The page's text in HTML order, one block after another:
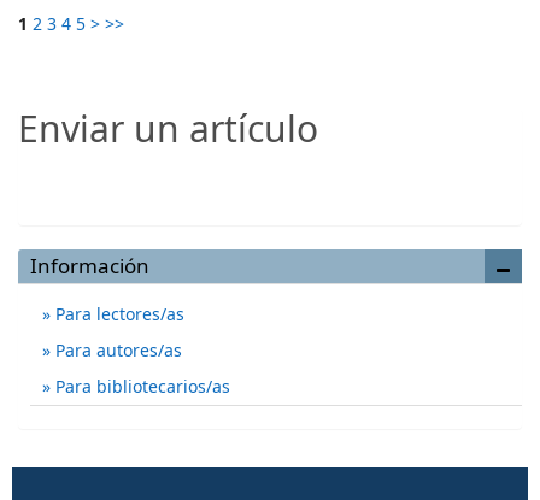
1 2 3 4 5 > >>
Enviar un artículo
Información
Para lectores/as
Para autores/as
Para bibliotecarios/as